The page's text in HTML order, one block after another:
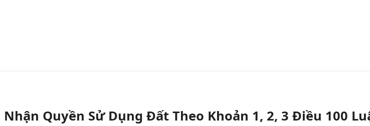
Quyền Sử Dụng Đất Theo Khoản 1, 2, 3 Điều 100